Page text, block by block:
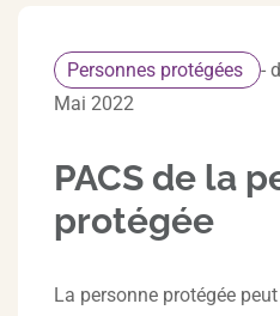
Personnes protégées
-
Mai 2022
PACS de la
protégée
La personne protégée